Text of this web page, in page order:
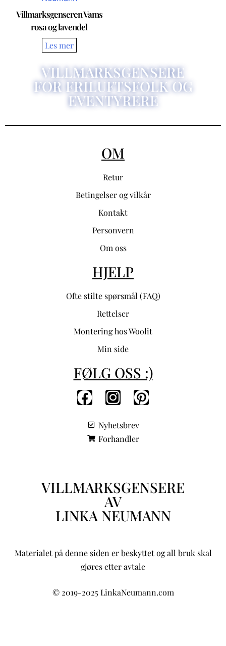
Villmarksgenseren Vams
rosa og lavendel
VILLMARKSGENSERE
FOR FRILUFTSFOLK OG
EVENTYRERE
OM
Retur
Betingelser og vilkår
Kontakt
Personvern
Om oss
HJELP
Ofte stilte spørsmål (FAQ)
Rettelser
Montering hos Woolit
Min side
FØLG OSS :)
Nyhetsbrev
Forhandler
VILLMARKSGENSERE
AV
LINKA NEUMANN
Materialet på denne siden er beskyttet og all bruk skal
gjøres etter avtale
© 2019-2025 LinkaNeumann.com